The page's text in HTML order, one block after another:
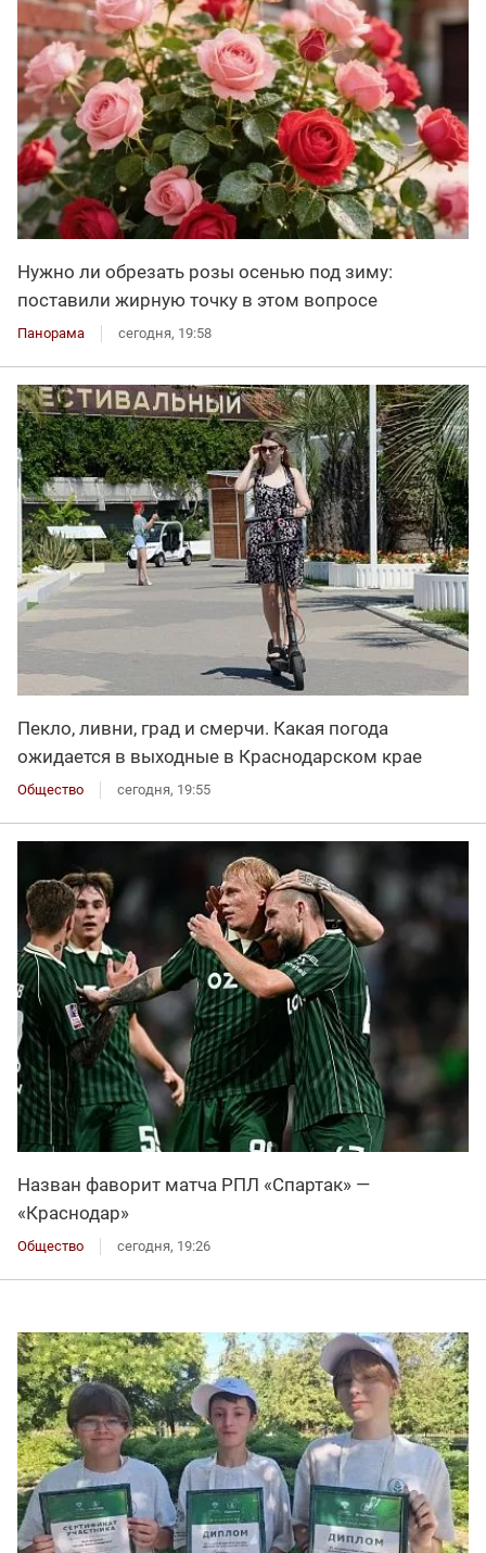
Нужно ли обрезать розы осенью под зиму:
поставили жирную точку в этом вопросе
Панорама сегодня, 19:58
Пекло, ливни, град и смерчи. Какая погода
ожидается в выходные в Краснодарском крае
Общество сегодня, 19:55
Назван фаворит матча РПЛ «Спартак» —
«Краснодар»
Общество сегодня, 19:26